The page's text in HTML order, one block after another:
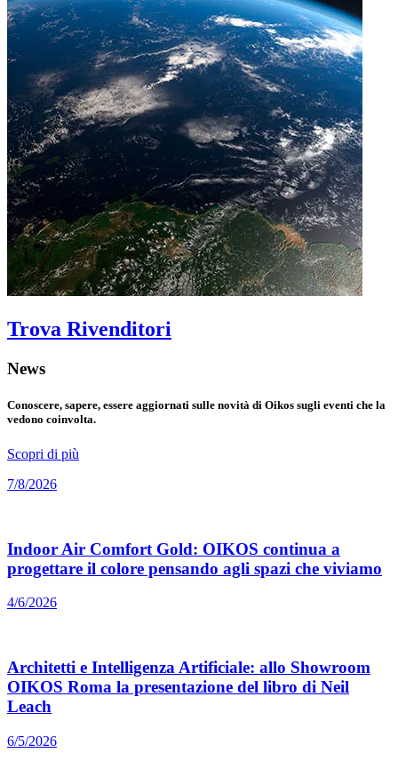
Trova Rivenditori
News
Conoscere, sapere, essere aggiornati sulle novità di Oikos sugli eventi che la
vedono coinvolta.
Scopri di più
7/8/2026
Indoor Air Comfort Gold: OIKOS continua a
progettare il colore pensando agli spazi che viviamo
4/6/2026
Architetti e Intelligenza Artificiale: allo Showroom
OIKOS Roma la presentazione del libro di Neil
Leach
6/5/2026